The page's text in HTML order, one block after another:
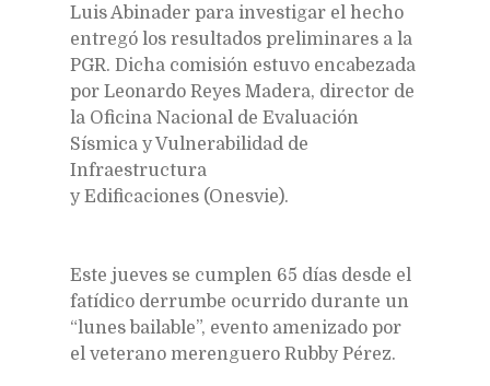
Luis Abinader para investigar el hecho
entregó los resultados preliminares a la
PGR. Dicha comisión estuvo encabezada
por Leonardo Reyes Madera, director de
la Oficina Nacional de Evaluación
Sísmica y Vulnerabilidad de
Infraestructura
y Edificaciones (Onesvie).
Este jueves se cumplen 65 días desde el
fatídico derrumbe ocurrido durante un
“lunes bailable”, evento amenizado por
el veterano merenguero Rubby Pérez.